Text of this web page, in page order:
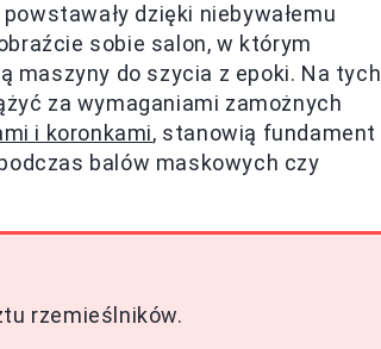
dzięki niebywałemu
sobie salon, w którym
maszyny do szycia z epoki. Na tych
za wymaganiami zamożnych
i koronkami, stanowią fundament
balów maskowych czy
rzemieślników.